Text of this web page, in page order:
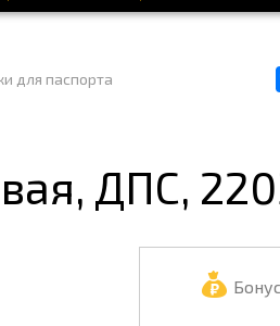
БЫТОВАЯ
КАНЦТОВАРЫ
ОФИС
СПОРТ И
УПАКОВКА
для паспорта
ДПС,